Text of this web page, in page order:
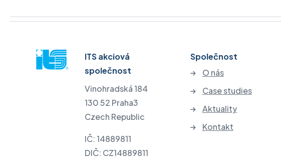
Společnost
O nás
Case studies
Aktuality
Kontakt
ITS akciová
společnost
Vinohradská 184
130 52 Praha3
Czech Republic
IČ: 14889811
DIČ: CZ14889811